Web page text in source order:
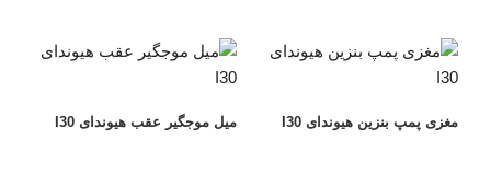
مغزی پمپ بنزین هیوندای I30 میل موجگیر عقب هیوندای I30